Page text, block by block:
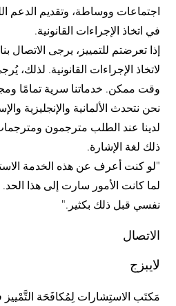
اجتماعات ووساطة، وتقديم الدعم
في اتخاذ الإجراءات القانونية.
إذا تعرضتم للتمييز، یرجى الاتصال
لاتخاذ الإجراءات القانونیة. لذلك،
وقت ممكن. خدماتنا سریة تمامًا
نحن نتحدث الألمانية والإنجليزية
لدینا عند الطلب مترجمون
ذلك لغة الإشارة.
"لو كنت أعرف عن هذه الخدمة
لما كانت الأمور سارت إلى هذا
نفسي قبل ذلك بكثير."
الاتصال
لايبزج
مَكتَب الاستِشارات لِمُكافَحَة